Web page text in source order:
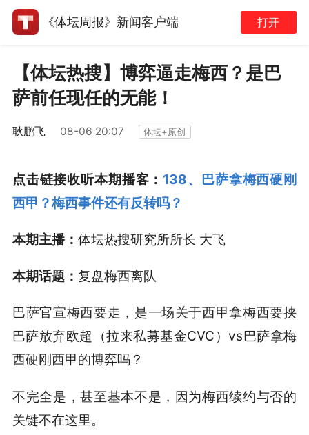
《体坛周报》新闻客户端 打开
【体坛热搜】博弈逼走梅西？是巴
萨前任现任的无能！
耿鹏飞 08-06 20:07 体坛+原创
点击链接收听本期播客： 138、巴萨拿梅西硬刚
西甲？梅西事件还有反转吗？
本期主播： 体坛热搜研究所所长 大飞
本期话题： 复盘梅西离队
巴萨官宣梅西要走，是一场关于西甲拿梅西要挟
巴萨放弃欧超（拉来私募基金CVC）vs巴萨拿梅
西硬刚西甲的博弈吗？
不完全是，甚至基本不是，因为梅西续约与否的
关键不在这里。